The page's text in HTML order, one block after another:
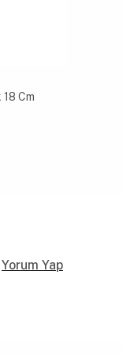
Cm
Yorum Yap